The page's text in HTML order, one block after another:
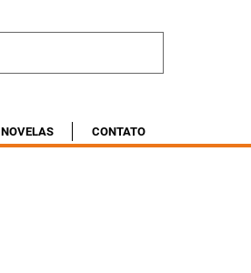
NOVELAS CONTATO